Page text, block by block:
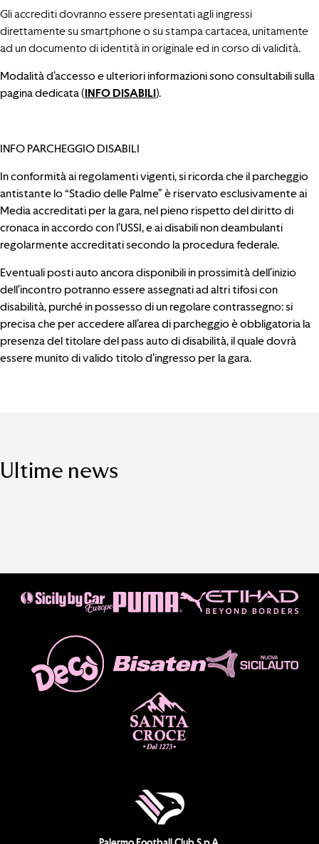
Gli accrediti dovranno essere presentati agli ingressi
direttamente su smartphone o su stampa cartacea, unitamente
ad un documento di identità in originale ed in corso di validità.
Modalità d’accesso e ulteriori informazioni sono consultabili sulla
pagina dedicata(INFO DISABILI).
INFO PARCHEGGIO DISABILI
In conformità ai regolamenti vigenti, si ricorda che il parcheggio
antistante lo “Stadio delle Palme” è riservato esclusivamente ai
Media accreditati per la gara, nel pieno rispetto del diritto di
cronaca in accordo con l’USSI, e ai disabili non deambulanti
regolarmente accreditati secondo la procedura federale.
Eventuali posti auto ancora disponibili in prossimità dell’inizio
dell’incontro potranno essere assegnati ad altri tifosi con
disabilità, purché in possesso di un regolare contrassegno: si
precisa che per accedere all’area di parcheggio è obbligatoria la
presenza del titolare del pass auto di disabilità, il quale dovrà
essere munito di valido titolo d’ingresso per la gara.
Ultime news